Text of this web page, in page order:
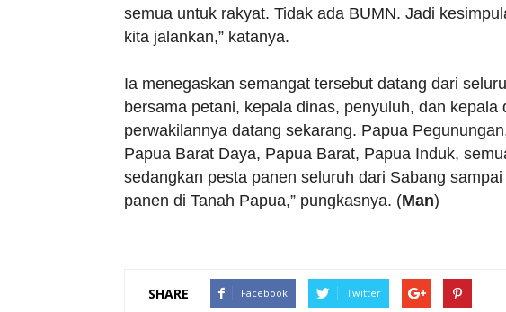
semua untuk rakyat. Tidak ada BUMN. Jadi
kita jalankan,” katanya.
Ia menegaskan semangat tersebut datang dari
bersama petani, kepala dinas, penyuluh, dan kepala
perwakilannya datang sekarang. Papua
Papua Barat Daya, Papua Barat, Papua Induk,
sedangkan pesta panen seluruh dari Sabang
panen di Tanah Papua,” pungkasnya. (Man)
SHARE Facebook Twitter